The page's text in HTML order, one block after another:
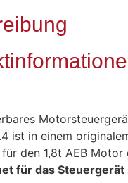
ist in einem
den 1,8t AEB Motor
für das